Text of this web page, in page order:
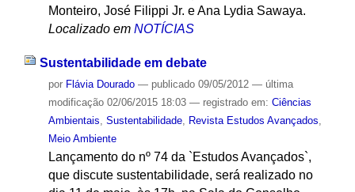
Monteiro, José Filippi Jr. e Ana Lydia Sawaya.
Localizado em NOTÍCIAS
Sustentabilidade em debate
por Flávia Dourado — publicado09/05/2012 — última
modificação02/06/2015 18:03 — registrado em: Ciências
Ambientais Sustentabilidade, Revista Estudos Avançados
Meio Ambiente
Lançamento do nº 74 da `Estudos Avançados`,
que discute sustentabilidade, será realizado no